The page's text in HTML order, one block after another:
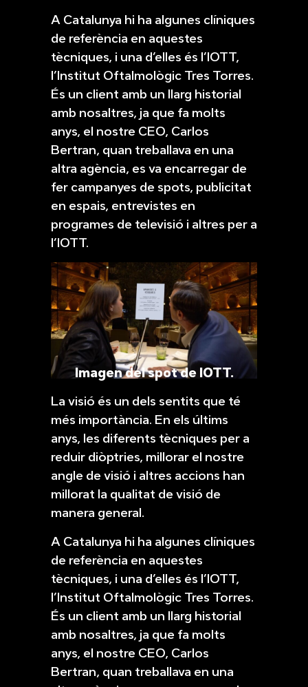
A Catalunya hi ha algunes clíniques
de referència en aquestes
tècniques, i una d’elles és l’IOTT,
l’Institut Oftalmològic Tres Torres.
És un client amb un llarg historial
amb nosaltres, ja que fa molts
anys, el nostre CEO, Carlos
Bertran, quan treballava en una
altra agència, es va encarregar de
fer campanyes de spots, publicitat
en espais, entrevistes en
programes de televisió i altres per a
l’IOTT.
Imagen del spot de IOTT.
La visió és un dels sentits que té
més importància. En els últims
anys, les diferents tècniques per a
reduir diòptries, millorar el nostre
angle de visió i altres accions han
millorat la qualitat de visió de
manera general.
A Catalunya hi ha algunes clíniques
de referència en aquestes
tècniques, i una d’elles és l’IOTT,
l’Institut Oftalmològic Tres Torres.
És un client amb un llarg historial
amb nosaltres, ja que fa molts
anys, el nostre CEO, Carlos
Bertran, quan treballava en una